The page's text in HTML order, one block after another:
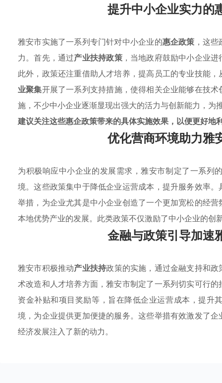
提升中小企业实力的
雅安市实施了一系列专门针对中小企业的惠企政策 ，这
力。首先，通过产业扶持政策，当地政府鼓励中小企业
此外，政策还注重借助人才培养，提高员工的专业技能
业聚集开展了一系列支持措施，使得相关企业能够在技
施，不少中小企业逐渐显现出强大的活力与创新能力，为
建议关注这些惠企政策带来的具体实施效果，以便更好地
优化营商环境助力雅
为积极响应中小企业的发展需求，雅安市制定了一系列
境。这些政策集中于降低企业运营成本，提升服务效率
举措，为企业尤其是中小企业创造了一个更加宽松的经
本地优势产业的发展。此类政策不仅激励了中小企业的
金融与政策引导加速
雅安市积极推动产业扶持政策的实施，通过金融支持和
术改造和人才培养方面，雅安市制定了一系列切实可行
资金补贴和项目奖励等，旨在降低企业运营成本，提升
境，为企业提供更加便捷的服务。这些举措有效激发了
经济发展注入了新的动力。